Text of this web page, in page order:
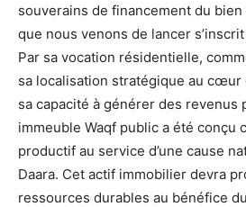
souverains de financement du
que nous venons de lancer
Par sa vocation résidentielle,
sa localisation stratégique au cœur
sa capacité à générer des revenus
immeuble Waqf public a été conçu
productif au service d’une cause
Daara. Cet actif immobilier devra
ressources durables au bénéfice